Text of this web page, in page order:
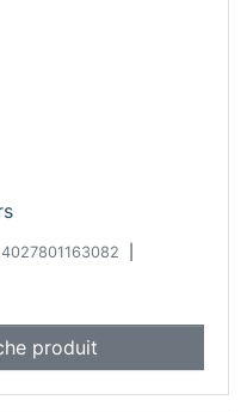
4027801163082
produit